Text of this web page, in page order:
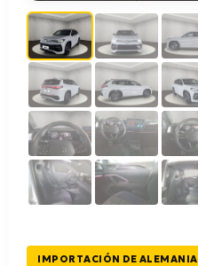
IMPORTACIÓN DE ALEMANIA